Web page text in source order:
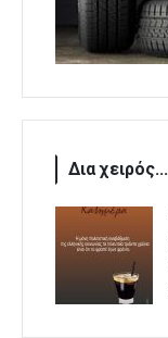
Δια χειρός...